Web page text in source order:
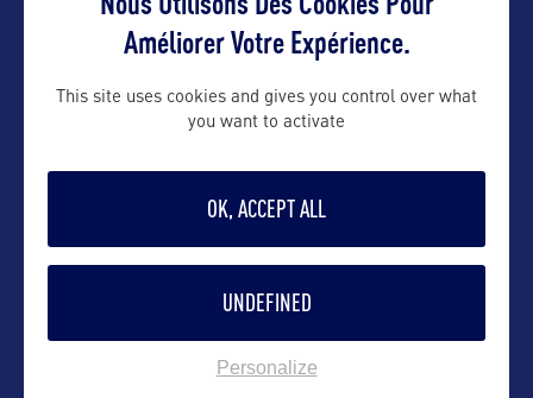
Améliorer Votre Expérience.
This site uses cookies and gives you control over what
you want to activate
OK, ACCEPT ALL
UNDEFINED
Personalize